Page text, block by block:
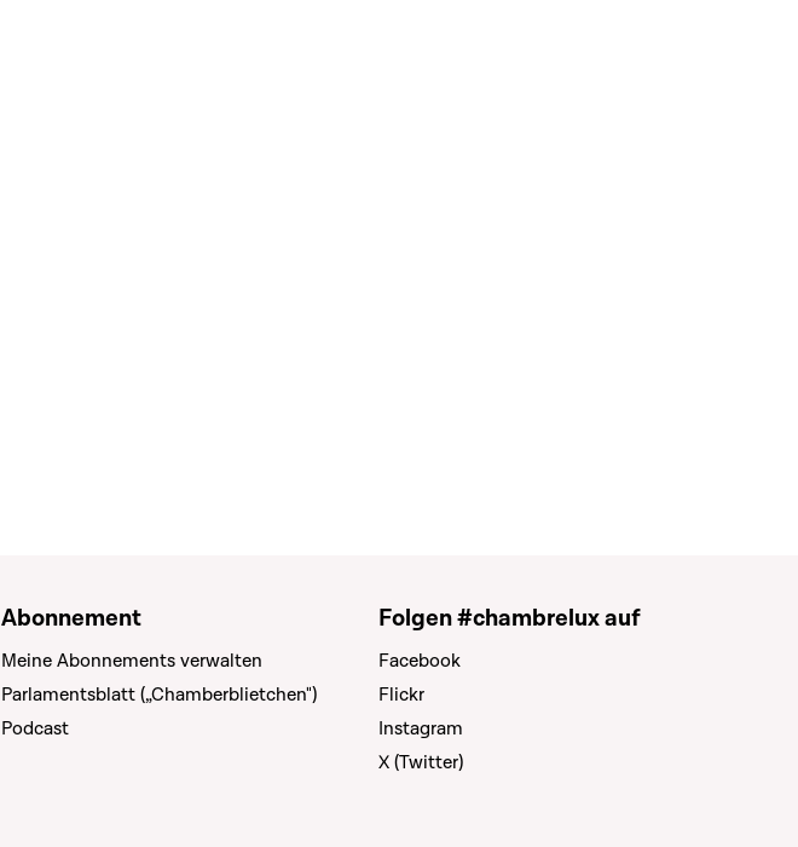
Abonnement
Meine Abonnements verwalten
Parlamentsblatt („Chamberblietchen")
Podcast
Folgen #chambrelux auf
Facebook
Flickr
Instagram
X (Twitter)